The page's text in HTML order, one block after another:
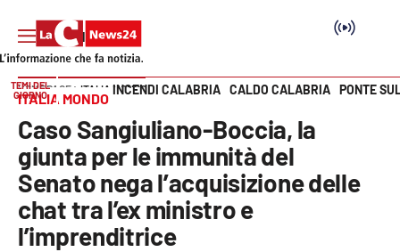
SEZIONI
Cronaca
Politica
Vai
TEMI DEL
GIORNO
INCENDI CALABRIA CALDO CALABRIA PONTE
HOME PAGE ITALIA MONDO
ITALIA MONDO
Caso Sangiuliano-Boccia, la
giunta per le immunità del
Senato nega l’acquisizione delle
chat tra l’ex ministro e
l’imprenditrice